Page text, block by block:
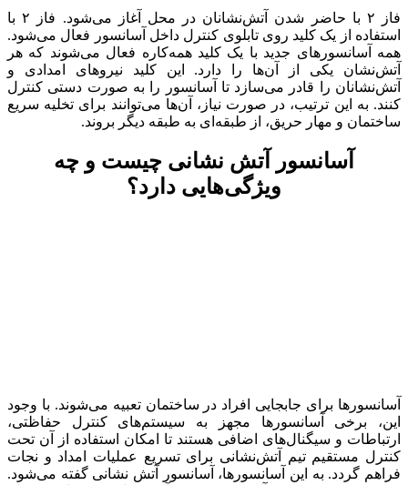
فاز ۲ با حاضر شدن آتش‌نشانان در محل آغاز می‌شود. فاز ۲ با
استفاده از یک کلید روی تابلوی کنترل داخل آسانسور فعال می‌شود.
همه آسانسورهای جدید با یک کلید همه‌کاره فعال می‌شوند که هر
آتش‌نشان یکی از آن‌ها را دارد. این کلید نیروهای امدادی و
آتش‌نشانان را قادر می‌سازد تا آسانسور را به صورت دستی کنترل
کنند. به این ترتیب، در صورت نیاز، آن‌ها می‌توانند برای تخلیه سریع
ساختمان و مهار حریق، از طبقه‌ای به طبقه دیگر بروند.
آسانسور آتش نشانی چیست و چه
ویژگی‌هایی دارد؟
آسانسورها برای جابجایی افراد در ساختمان تعبیه می‌شوند. با وجود
این، برخی آسانسورها مجهز به سیستم‌های کنترل حفاظتی،
ارتباطات و سیگنال‌های اضافی هستند تا امکان استفاده از آن تحت
کنترل مستقیم تیم آتش‌نشانی برای تسریع عملیات امداد و نجات
فراهم گردد. به این آسانسورها، آسانسور آتش نشانی گفته می‌شود.